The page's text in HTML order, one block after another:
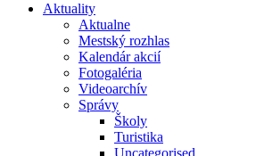
Aktuality
Aktualne
Mestský rozhlas
Kalendár akcií
Fotogaléria
Videoarchív
Správy
Školy
Turistika
Uncategorised